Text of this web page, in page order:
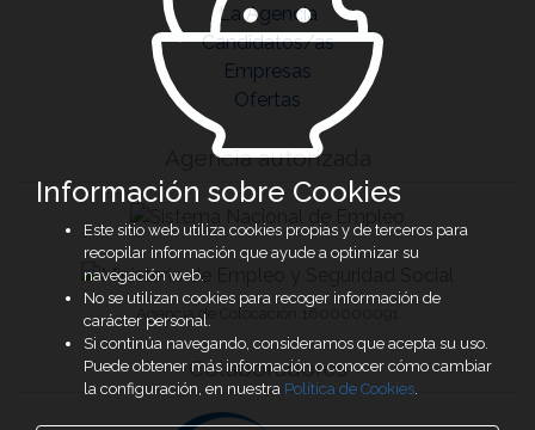
La Agencia
Candidatos/as
Empresas
Ofertas
Agencia autorizada
Agencia de Colocación 1600000091
Colaboradores
Información sobre Cookies
Este sitio web utiliza cookies propias y de terceros para
recopilar información que ayude a optimizar su
navegación web.
No se utilizan cookies para recoger información de
carácter personal.
Si continúa navegando, consideramos que acepta su uso.
Puede obtener más información o conocer cómo cambiar
la configuración, en nuestra Política de Cookies.